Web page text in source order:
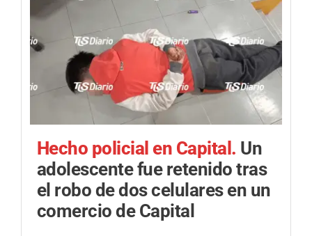
Hecho policial en Capital. Un
adolescente fue retenido tras
el robo de dos celulares en un
comercio de Capital